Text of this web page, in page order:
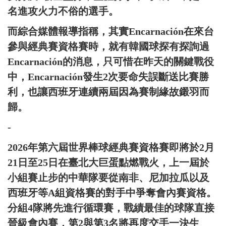
名進攻火力不俗的選手。
而綜合媒體報導指稱，其實Encarnación在來台
參與經典賽資格賽時，就有韓國球探有探詢過
Encarnación的消息，只可惜在昨天的關鍵戰役
中，Encarnación發生2次要命失誤斷送比賽勝
利，也讓西班牙連續兩屆因為賽制緣故鎩羽而
歸。
-
2026年第六屆世界棒球經典賽資格賽即將於2月
21日至25日在臺北大巨蛋點燃戰火，上一屆於
小組賽止步的中華隊要從南非、尼加拉瓜以及
西班牙等A組資格賽的對手中爭奪會內賽資格。
分組4隊將先進行循環賽，戰績最佳的球隊直接
晉級會內賽，第2與第3名將再度交手一決生